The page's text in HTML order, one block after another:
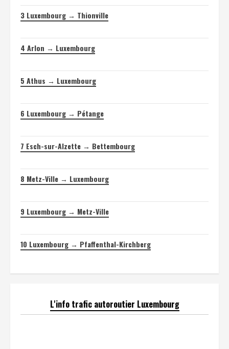
3 Luxembourg → Thionville
4 Arlon → Luxembourg
5 Athus → Luxembourg
6 Luxembourg → Pétange
7 Esch-sur-Alzette → Bettembourg
8 Metz-Ville → Luxembourg
9 Luxembourg → Metz-Ville
10 Luxembourg → Pfaffenthal-Kirchberg
L'info trafic autoroutier Luxembourg